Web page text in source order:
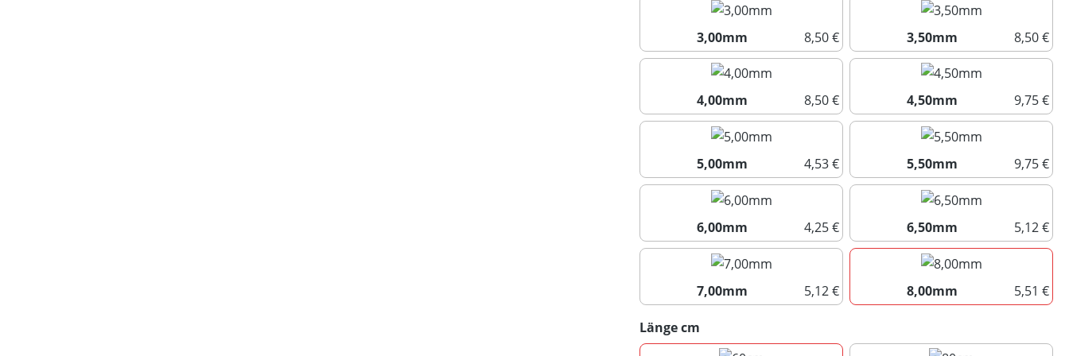
3,00mm
8,50 €
3,00mm
3,50mm
8,50 €
3,50mm
4,00mm
8,50 €
4,00mm
4,50mm
9,75 €
4,50mm
5,00mm
4,53 €
5,00mm
5,50mm
9,75 €
5,50mm
6,00mm
4,25 €
6,00mm
6,50mm
5,12 €
6,50mm
7,00mm
5,12 €
8,00mm
5,51 €
Länge cm